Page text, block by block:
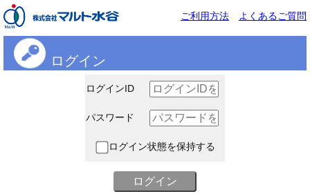
ご利用方法 よくあるご質問
ログイン
ログインID
パスワード
ログイン状態を保持する